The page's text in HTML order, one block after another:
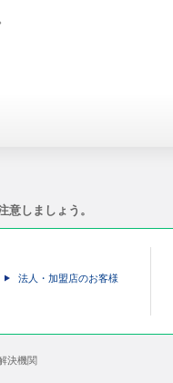
しましょう。
法人・加盟店のお客様
決機関